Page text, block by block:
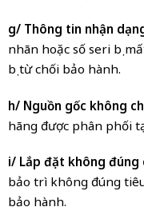
g/ Thông tin nhận
nhãn hoặc số seri bị
bị từ chối bảo hành.
h/ Nguồn gốc không
hãng được phân phối
i/ Lắp đặt không đúng
bảo trì không đúng
bảo hành.